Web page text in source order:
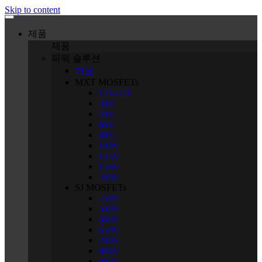
Skip to content
제품
제품
파워 솔루션
개요
MXT MOSFETs
12V-24V
30V
40V
60V
80V
100V
135V
150V
200V
SJ MOSFETs
250V
500V
600V
650V
700V
800V